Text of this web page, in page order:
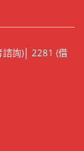
詢)│ 2281 (借